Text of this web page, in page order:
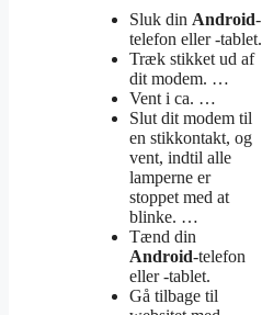
Sluk din Android-
telefon eller -tablet.
Træk stikket ud af
dit modem. …
Vent i ca. …
Slut dit modem til
en stikkontakt, og
vent, indtil alle
lamperne er
stoppet med at
blinke. …
Tænd din
Android-telefon
eller -tablet.
Gå tilbage til